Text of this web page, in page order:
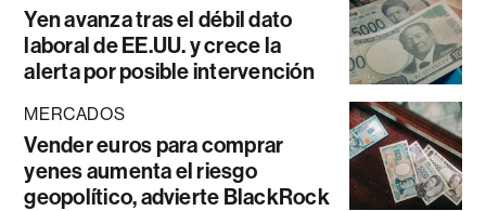
Yen avanza tras el débil dato
laboral de EE.UU. y crece la
alerta por posible intervención
MERCADOS
Vender euros para comprar
yenes aumenta el riesgo
geopolítico, advierte BlackRock